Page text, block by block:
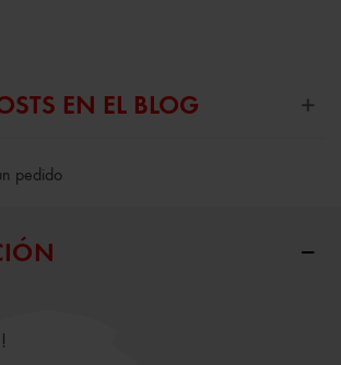
EN EL BLOG
pedido